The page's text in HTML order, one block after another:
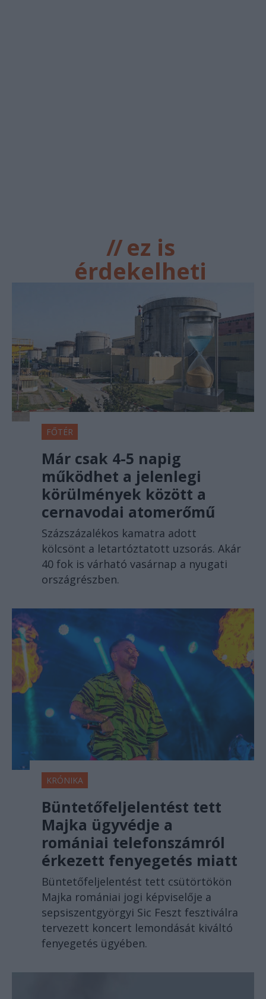
//ez is
érdekelheti
FŐTÉR
Már csak 4-5 napig
működhet a jelenlegi
körülmények között a
cernavodai atomerőmű
Százszázalékos kamatra adott
kölcsönt a letartóztatott uzsorás. Akár
40 fok is várható vasárnap a nyugati
országrészben.
KRÓNIKA
Büntetőfeljelentést tett
Majka ügyvédje a
romániai telefonszámról
érkezett fenyegetés miatt
Büntetőfeljelentést tett csütörtökön
Majka romániai jogi képviselője a
sepsiszentgyörgyi Sic Feszt fesztiválra
tervezett koncert lemondását kiváltó
fenyegetés ügyében.